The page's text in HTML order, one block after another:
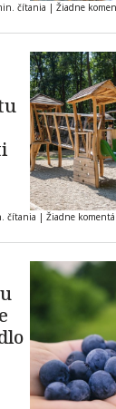
čítania | Žiadne
čítania | Žiadne